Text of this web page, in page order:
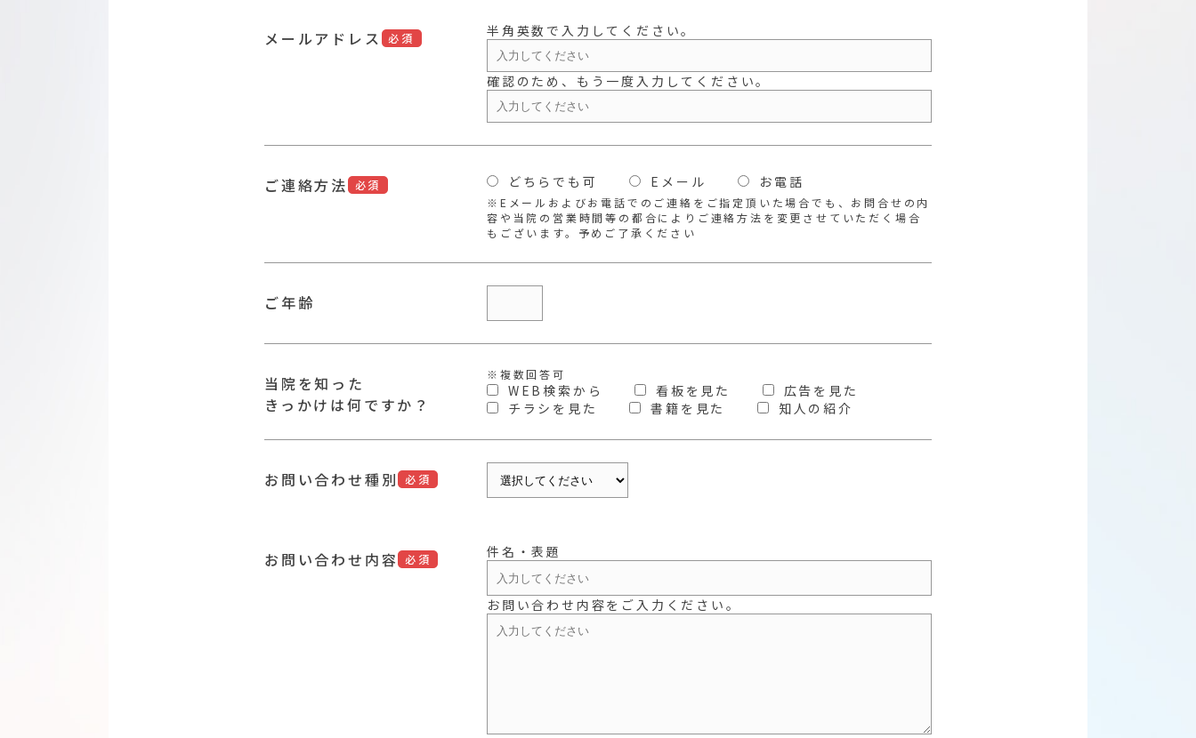
メールアドレス 必須 半角英数で入力してください。
確認のため、もう一度入力してください。
ご連絡方法 必須 どちらでも可 Eメール お電話
※Eメールおよびお電話でのご連絡をご指定頂いた場合でも、お問合せの内
容や当院の営業時間等の都合によりご連絡方法を変更させていただく場合
もございます。予めご了承ください
ご年齢
当院を知った
きっかけは何ですか？
※複数回答可
WEB検索から 看板を見た
広告を見た
チラシを見た
書籍を見た 知人の紹介
お問い合わせ種別 必須
お問い合わせ内容 必須 件名・表題
お問い合わせ内容をご入力ください。